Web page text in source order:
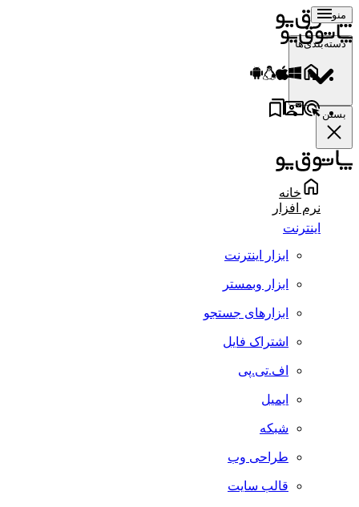
منو
دسته‌بندی‌ها
بستن
خانه
نرم افزار
اینترنت
ابزار اینترنت
ابزار وبمستر
ابزارهای جستجو
اشتراک فایل
اف.تی.پی
ایمیل
شبکه
طراحی وب
قالب سایت